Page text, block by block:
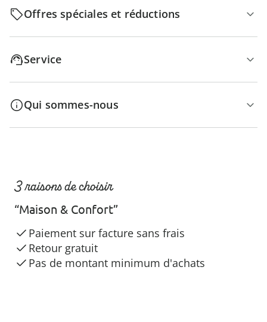
Offres spéciales et réductions
Service
Qui sommes-nous
3 raisons de choisir
“Maison & Confort”
Paiement sur facture sans frais
Retour gratuit
Pas de montant minimum d'achats